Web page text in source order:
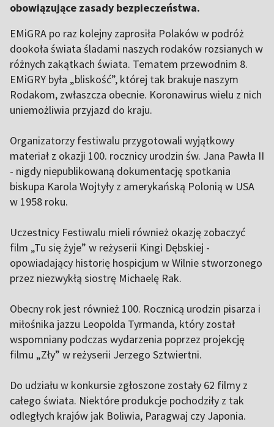
obowiązujące zasady bezpieczeństwa.
EMiGRA po raz kolejny zaprosiła Polaków w podróż
dookoła świata śladami naszych rodaków rozsianych w
różnych zakątkach świata. Tematem przewodnim 8.
EMiGRY była „bliskość”, której tak brakuje naszym
Rodakom, zwłaszcza obecnie. Koronawirus wielu z nich
uniemożliwia przyjazd do kraju.
Organizatorzy festiwalu przygotowali wyjątkowy
materiał z okazji 100. rocznicy urodzin św. Jana Pawła II
- nigdy niepublikowaną dokumentację spotkania
biskupa Karola Wojtyły z amerykańską Polonią w USA
w 1958 roku.
Uczestnicy Festiwalu mieli również okazję zobaczyć
film „Tu się żyje” w reżyserii Kingi Dębskiej -
opowiadający historię hospicjum w Wilnie stworzonego
przez niezwykłą siostrę Michaelę Rak.
Obecny rok jest również 100. Rocznicą urodzin pisarza i
miłośnika jazzu Leopolda Tyrmanda, który został
wspomniany podczas wydarzenia poprzez projekcję
filmu „Zły” w reżyserii Jerzego Sztwiertni.
Do udziału w konkursie zgłoszone zostały 62 filmy z
całego świata. Niektóre produkcje pochodziły z tak
odległych krajów jak Boliwia, Paragwaj czy Japonia.